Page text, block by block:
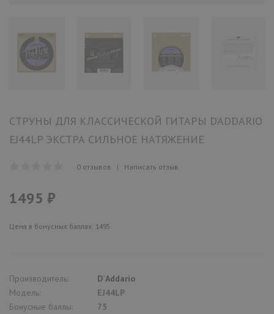
СТРУНЫ ДЛЯ КЛАССИЧЕСКОЙ ГИТАРЫ D’ADDARIO
EJ44LP ЭКСТРА СИЛЬНОЕ НАТЯЖЕНИЕ
0 отзывов | Написать отзыв
1495 ₽
Цена в бонусных баллах: 1495
Производитель:
D`Addario
Модель:
EJ44LP
Бонусные баллы:
75